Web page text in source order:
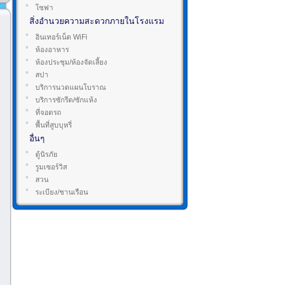
โซฟา
สิ่งอำนวยความสะดวกภายในโรงแรม
อินเทอร์เน็ต WiFi
ห้องอาหาร
ห้องประชุม/ห้องจัดเลี้ยง
สปา
บริการนวดแผนโบราณ
บริการซักรีด/ซักแห้ง
ที่จอดรถ
พื้นที่สูบบุหรี่
อื่นๆ
ตู้นิรภัย
รูมเซอร์วิส
สวน
ระเบียง/ชานเรือน